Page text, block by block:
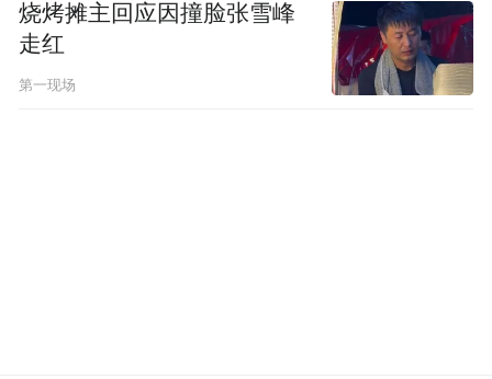
烧烤摊主回应因撞脸张雪峰
走红
第一现场